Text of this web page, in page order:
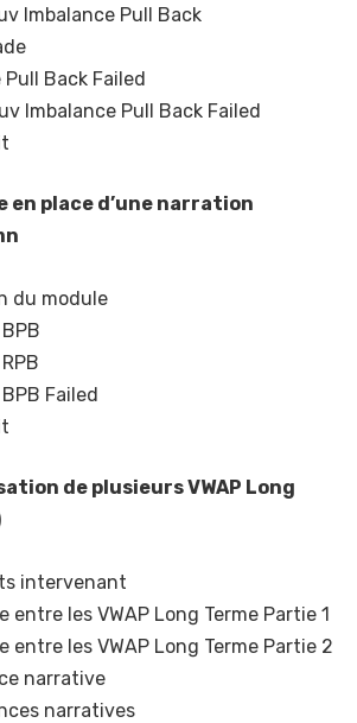
Imbalance Pull Back
Pull Back Failed
Imbalance Pull Back Failed
en place d’une narration
du module
Failed
de plusieurs VWAP Long
intervenant
entre les VWAP Long Terme Partie 1
entre les VWAP Long Terme Partie 2
narrative
narratives